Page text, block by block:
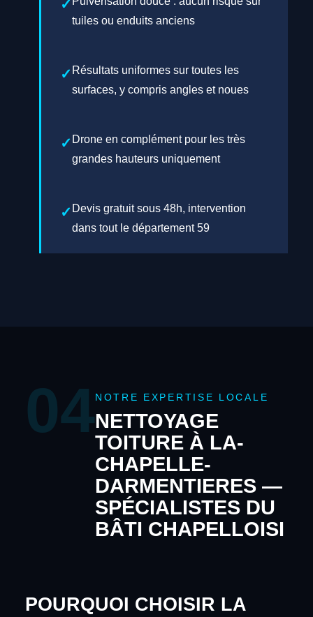
tuiles ou enduits anciens
Résultats uniformes sur toutes les
surfaces, y compris angles et noues
Drone en complément pour les très
grandes hauteurs uniquement
Devis gratuit sous 48h, intervention
dans tout le département 59
04NOTRE EXPERTISE LOCALE
NETTOYAGE
TOITURE À LA-
CHAPELLE-
DARMENTIERES —
SPÉCIALISTES DU
BÂTI CHAPELLOISI
POURQUOI CHOISIR LA